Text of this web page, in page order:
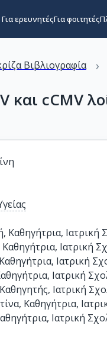
Για ερευνητέςΓια φοιτητές
Βιβλιογραφία ›
και cCMV
Καθηγήτρια,
Ιατρική
Ιατρική
Ιατρική
Ιατρική
Καθηγήτρια,
Ιατρική